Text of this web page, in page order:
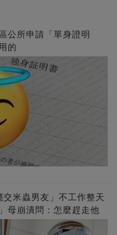
公所申請「單身證明
的
米蟲男友」不工作整天
母崩潰問：怎麼趕走他